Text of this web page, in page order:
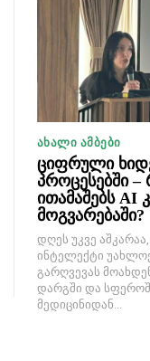
ᲐᲮᲐᲚᲘ ᲐᲛᲑᲔᲑᲘ
ციფრული
პროცესებში
ითამაშებს AI
მოგვარებაში?
დღეს უკვე
ინტელექტი
გარღვევას
დარგში და
მედიცინიდან...